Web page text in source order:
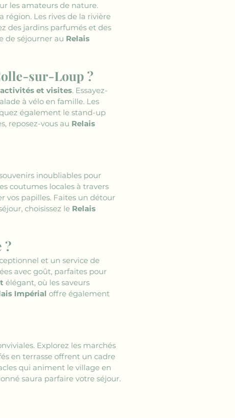
les amateurs de nature.
région. Les rives de la rivière
des jardins parfumés et des
de séjourner au Relais
sur-Loup ?
activités et visites. Essayez-
à vélo en famille. Les
également le stand-up
reposez-vous au Relais
inoubliables pour
coutumes locales à travers
vos papilles. Faites un détour
choisissez le Relais
?
et un service de
avec goût, parfaites pour
élégant, où les saveurs
Impérial offre également
Explorez les marchés
en terrasse offrent un cadre
qui animent le village en
saura parfaire votre séjour.